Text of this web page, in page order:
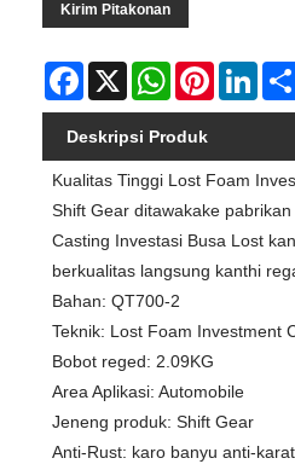
Kirim Pitakonan
Facebook
X WhatsAppPinterest
Deskripsi Produk
Kualitas Tinggi Lost Foam
Shift Gear ditawakake
Casting Investasi Busa Lost
berkualitas langsung kanthi
Bahan: QT700-2
Teknik: Lost Foam Investment
Bobot reged: 2.09KG
Area Aplikasi: Automobile
Jeneng produk: Shift Gear
Anti-Rust: karo banyu anti-karat